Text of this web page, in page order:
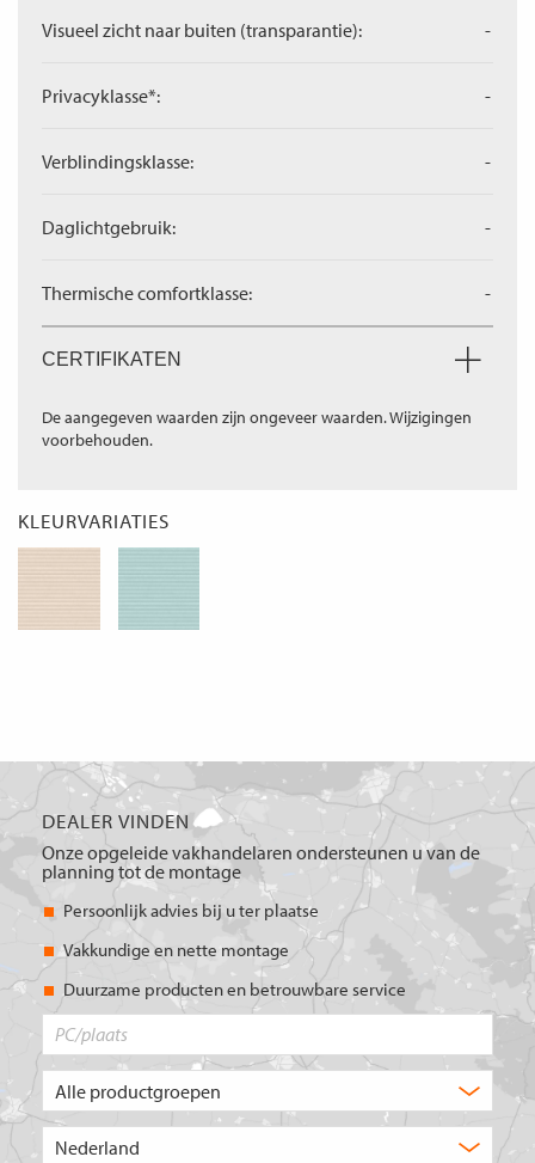
Visueel zicht naar buiten (transparantie): -
Privacyklasse*: -
Verblindingsklasse: -
Daglichtgebruik: -
Thermische comfortklasse: -
CERTIFIKATEN
De aangegeven waarden zijn ongeveer waarden. Wijzigingen
voorbehouden.
KLEURVARIATIES
DEALER VINDEN
Onze opgeleide vakhandelaren ondersteunen u van de
planning tot de montage
Persoonlijk advies bij u ter plaatse
Vakkundige en nette montage
Duurzame producten en betrouwbare service
product